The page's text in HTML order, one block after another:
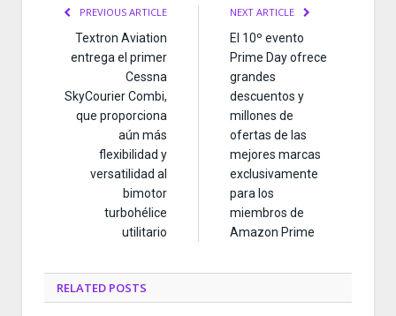
PREVIOUS ARTICLE
Textron Aviation
entrega el primer
Cessna
SkyCourier Combi,
que proporciona
aún más
flexibilidad y
versatilidad al
bimotor
turbohélice
utilitario
NEXT ARTICLE
El 10º evento
Prime Day ofrece
grandes
descuentos y
millones de
ofertas de las
mejores marcas
exclusivamente
para los
miembros de
Amazon Prime
RELATED POSTS